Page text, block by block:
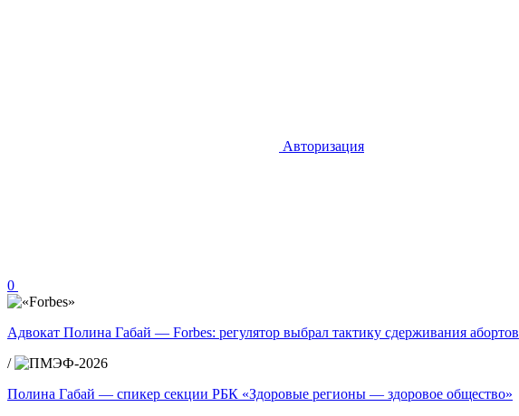
Авторизация
0
Адвокат Полина Габай — Forbes: регулятор выбрал тактику сдерживания абортов
/
Полина Габай — спикер секции РБК «Здоровые регионы — здоровое общество»